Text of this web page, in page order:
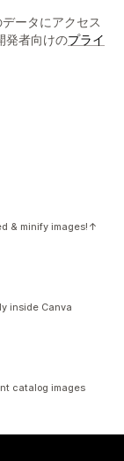
ータにアクセス
発者向けのプライ
& minify images!↑
inside Canva
catalog images